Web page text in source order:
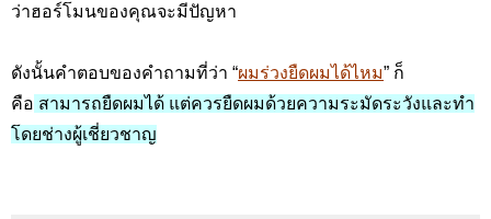
ว่าฮอร์โมนของคุณจะมีปัญหา
ดังนั้นคำตอบของคำถามที่ว่า “ผมร่วงยืดผมได้ไหม” ก็
คือ สามารถยืดผมได้ แต่ควรยืดผมด้วยความระมัดระวังและทำ
โดยช่างผู้เชี่ยวชาญ